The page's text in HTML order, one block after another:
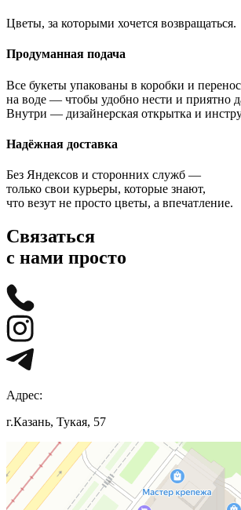
Цветы, за которыми хочется возвращаться.
Продуманная подача
Все букеты упакованы в коробки и
на воде — чтобы удобно нести и приятно
Внутри — дизайнерская открытка и
Надёжная доставка
Без Яндексов и сторонних служб —
только свои курьеры, которые знают,
что везут не просто цветы, а впечатление.
Связаться
с нами просто
Адрес:
г.Казань, Тукая, 57